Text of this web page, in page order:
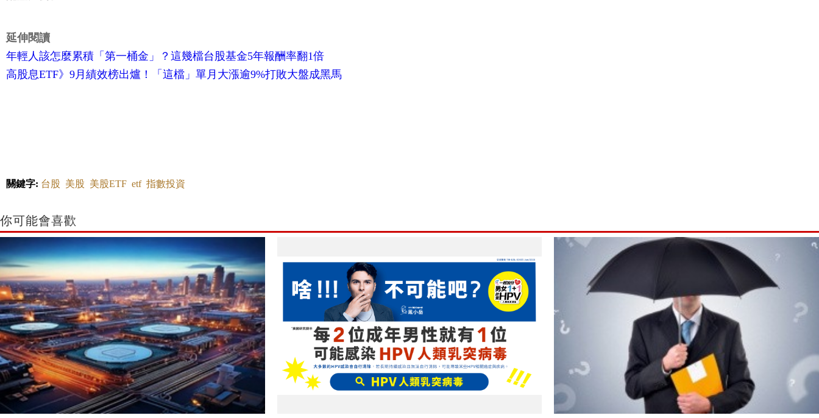
延伸閱讀
年輕人該怎麼累積「第一桶金」？這幾檔台股基金5年報酬率翻1倍
高股息ETF》9月績效榜出爐！「這檔」單月大漲逾9%打敗大盤成黑馬
關鍵字: 台股 美股 美股ETF etf 指數投資
你可能會喜歡